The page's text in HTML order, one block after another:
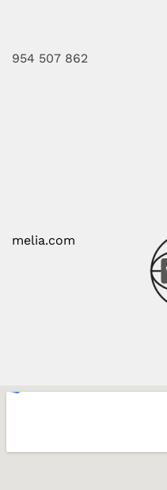
954 507 862
melia.com